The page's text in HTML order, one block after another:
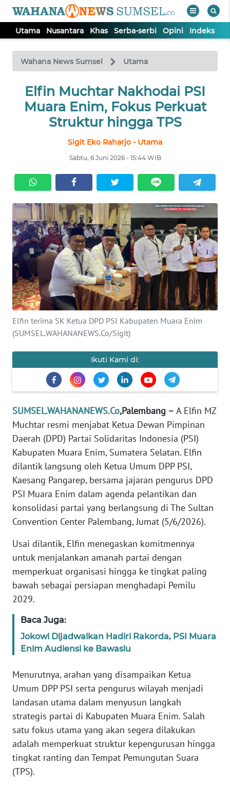
Utama Nusantara Khas Serba-serbi Opini Indeks
Wahana News Sumsel Utama
Elfin Muchtar Nakhodai PSI
Muara Enim, Fokus Perkuat
Struktur hingga TPS
Sigit Eko Raharjo - Utama
Sabtu, 6 Juni 2026 - 15:44 WIB
Elfin terima SK Ketua DPD PSI Kabupaten Muara Enim
(SUMSEL.WAHANANEWS.Co/Sigit)
Ikuti Kami di:
SUMSEL.WAHANANEWS.Co,Palembang – A Elfin MZ
Muchtar resmi menjabat Ketua Dewan Pimpinan
Daerah (DPD) Partai Solidaritas Indonesia (PSI)
Kabupaten Muara Enim, Sumatera Selatan. Elfin
dilantik langsung oleh Ketua Umum DPP PSI,
Kaesang Pangarep, bersama jajaran pengurus DPD
PSI Muara Enim dalam agenda pelantikan dan
konsolidasi partai yang berlangsung di The Sultan
Convention Center Palembang, Jumat (5/6/2026).
Usai dilantik, Elfin menegaskan komitmennya
untuk menjalankan amanah partai dengan
memperkuat organisasi hingga ke tingkat paling
bawah sebagai persiapan menghadapi Pemilu
2029.
Baca Juga:
Jokowi Dijadwalkan Hadiri Rakorda, PSI Muara
Enim Audiensi ke Bawaslu
Menurutnya, arahan yang disampaikan Ketua
Umum DPP PSI serta pengurus wilayah menjadi
landasan utama dalam menyusun langkah
strategis partai di Kabupaten Muara Enim. Salah
satu fokus utama yang akan segera dilakukan
adalah memperkuat struktur kepengurusan hingga
tingkat ranting dan Tempat Pemungutan Suara
(TPS).
TV
Tutup
UTAMA
NUSANTARA
SERBA-
SERBI
OPINI
Informasi
INDEKS
BERITA
KONTAK
IKLAN
KAMI
MEDIA
SIBER
REDAKSI
KARIR
DISCLAIMER
Wahana
News
WN
SUMUT
WN
JAKARTA
JABAR
WN
BANTEN
WN
NTT